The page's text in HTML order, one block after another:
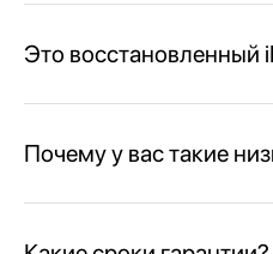
Это восстановленный
Почему у вас такие